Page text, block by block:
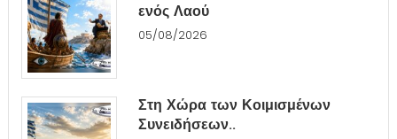
ενός Λαού
05/08/2026
Στη Χώρα των Κοιμισμένων
Συνειδήσεων..